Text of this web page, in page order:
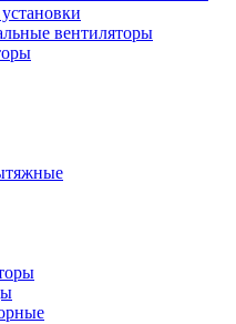
вентиляторы